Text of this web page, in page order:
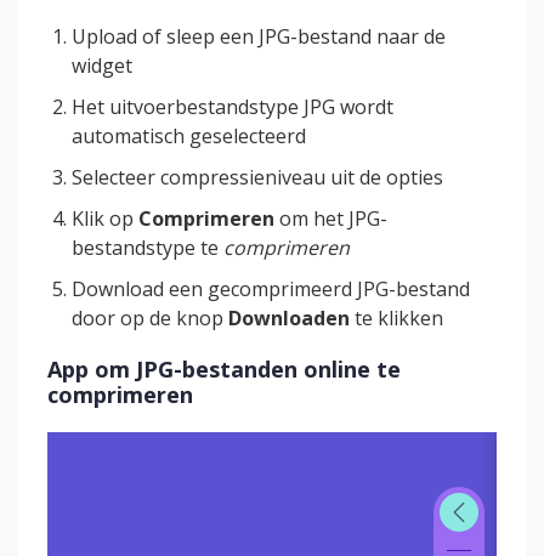
Upload of sleep een JPG-bestand naar de
widget
Het uitvoerbestandstype JPG wordt
automatisch geselecteerd
Selecteer compressieniveau uit de opties
Klik op Comprimeren om het JPG-
bestandstype te comprimeren
Download een gecomprimeerd JPG-bestand
door op de knop Downloaden te klikken
App om JPG-bestanden online te
comprimeren